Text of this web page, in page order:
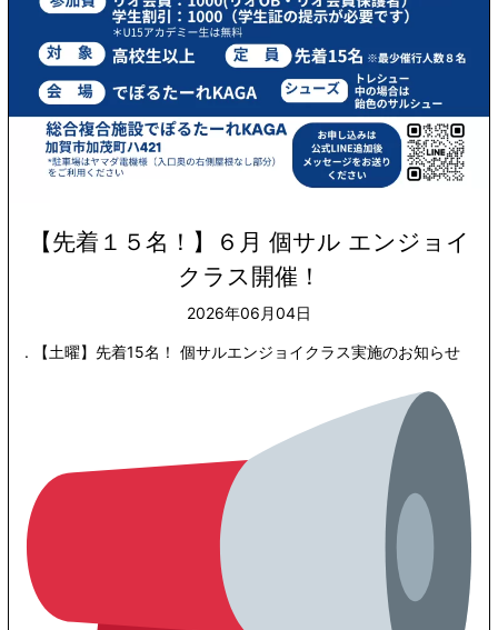
【先着１５名！】６月 個サル エンジョイ
クラス開催！
2026年06月04日
. 【土曜】先着15名！ 個サルエンジョイクラス実施のお知らせ